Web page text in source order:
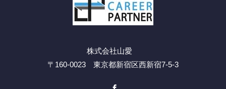
株式会社山愛
〒160-0023 東京都新宿区西新宿7-5-3